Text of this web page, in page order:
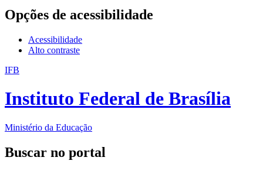
Opções de acessibilidade
Acessibilidade
Alto contraste
IFB
Instituto Federal de Brasília
Ministério da Educação
Buscar no portal